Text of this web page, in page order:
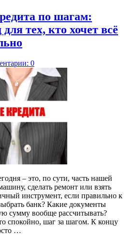
по шагам:
тех, кто хочет всё
0
– это, по сути, часть нашей
сделать ремонт или взять
инструмент, если правильно к
банк? Какие документы
сумму вообще рассчитывать?
спокойно, шаг за шагом. К концу
…